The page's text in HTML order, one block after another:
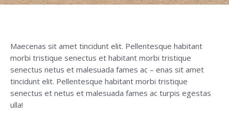
Maecenas sit amet tincidunt elit. Pellentesque habitant
morbi tristique senectus et habitant morbi tristique
senectus netus et malesuada fames ac – enas sit amet
tincidunt elit. Pellentesque habitant morbi tristique
senectus et netus et malesuada fames ac turpis egestas
ulla!